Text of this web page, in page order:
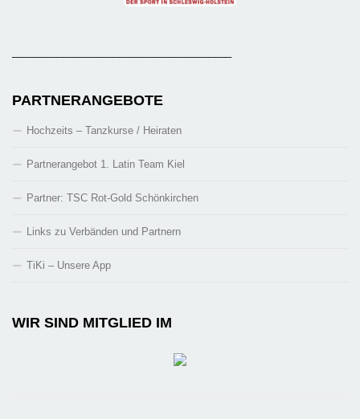
PARTNERANGEBOTE
Hochzeits – Tanzkurse / Heiraten
Partnerangebot 1. Latin Team Kiel
Partner: TSC Rot-Gold Schönkirchen
Links zu Verbänden und Partnern
TiKi – Unsere App
WIR SIND MITGLIED IM